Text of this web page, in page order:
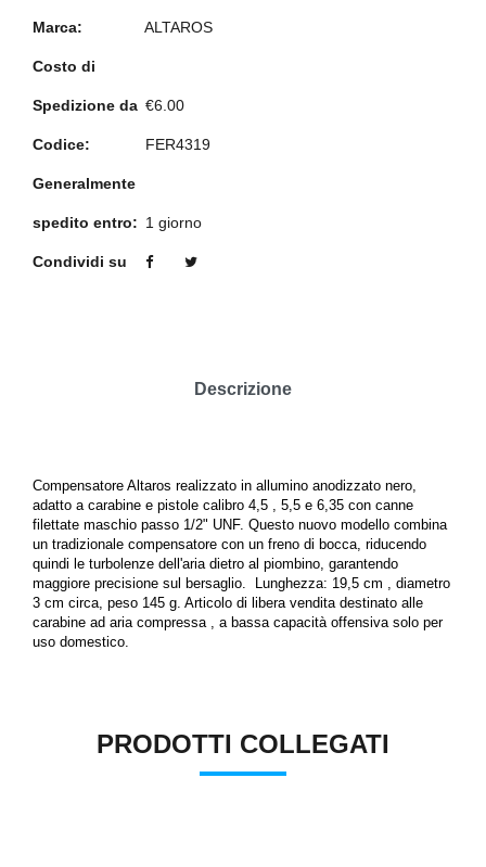
Marca: ALTAROS
Costo di
Spedizione da €6.00
Codice: FER4319
Generalmente
spedito entro: 1 giorno
Condividi su
Descrizione
Compensatore Altaros realizzato in allumino anodizzato nero,
adatto a carabine e pistole calibro 4,5 , 5,5 e 6,35 con canne
filettate maschio passo 1/2" UNF. Questo nuovo modello combina
un tradizionale compensatore con un freno di bocca, riducendo
quindi le turbolenze dell'aria dietro al piombino, garantendo
maggiore precisione sul bersaglio. Lunghezza: 19,5 cm , diametro
3 cm circa, peso 145 g. Articolo di libera vendita destinato alle
carabine ad aria compressa , a bassa capacità offensiva solo per
uso domestico.
PRODOTTI COLLEGATI